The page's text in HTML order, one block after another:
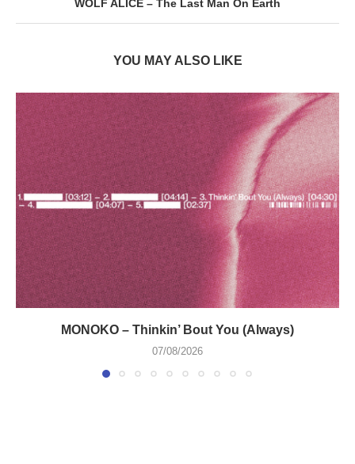
WOLF ALICE – The Last Man On Earth
YOU MAY ALSO LIKE
MONOKO – Thinkin’ Bout You (Always)
07/08/2026